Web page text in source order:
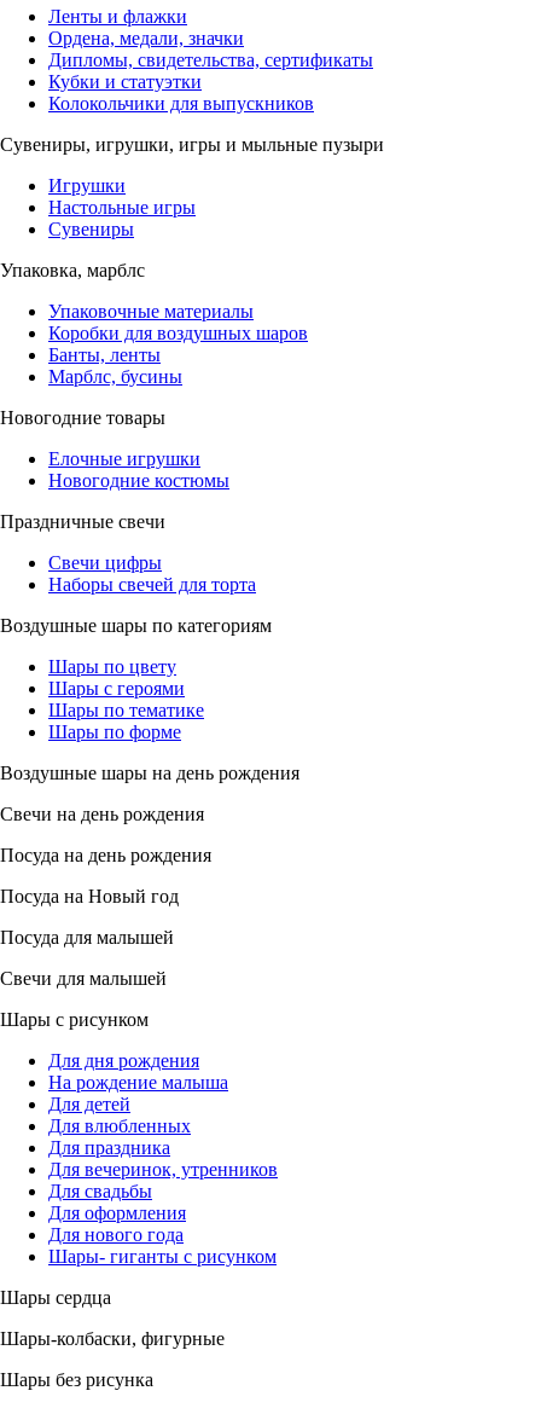
Ленты и флажки
Ордена, медали, значки
Дипломы, свидетельства, сертификаты
Кубки и статуэтки
Колокольчики для выпускников
Сувениры, игрушки, игры и мыльные пузыри
Игрушки
Настольные игры
Сувениры
Упаковка, марблс
Упаковочные материалы
Коробки для воздушных шаров
Банты, ленты
Марблс, бусины
Новогодние товары
Елочные игрушки
Новогодние костюмы
Праздничные свечи
Свечи цифры
Наборы свечей для торта
Воздушные шары по категориям
Шары по цвету
Шары с героями
Шары по тематике
Шары по форме
Воздушные шары на день рождения
Свечи на день рождения
Посуда на день рождения
Посуда на Новый год
Посуда для малышей
Свечи для малышей
Шары с рисунком
Для дня рождения
На рождение малыша
Для детей
Для влюбленных
Для праздника
Для вечеринок, утренников
Для свадьбы
Для оформления
Для нового года
Шары- гиганты с рисунком
Шары сердца
Шары-колбаски, фигурные
Шары без рисунка